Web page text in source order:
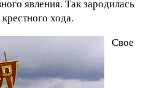
явления. Так зародилась
хода.
Свое